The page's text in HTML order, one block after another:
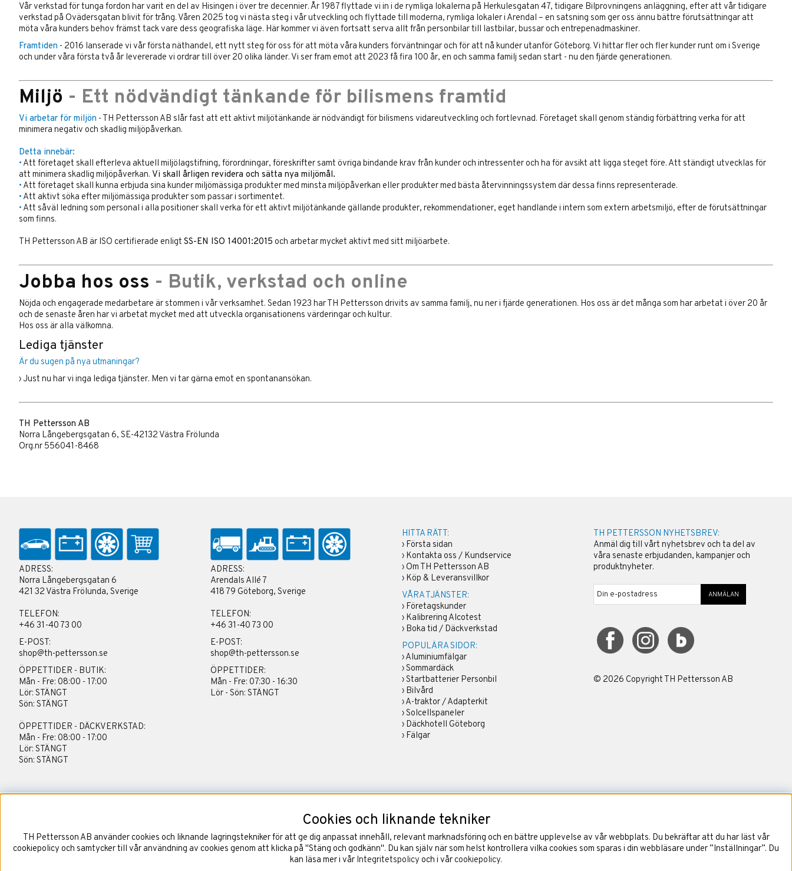
Vår verkstad för tunga fordon har varit en del av Hisingen i över tre decennier. År 1987 flyttade vi in i de rymliga lokalerna på Herkulesgatan 47, tidigare Bilprovningens anläggning, efter att vår tidigare
verkstad på Ovädersgatan blivit för trång. Våren 2025 tog vi nästa steg i vår utveckling och flyttade till moderna, rymliga lokaler i Arendal – en satsning som ger oss ännu bättre förutsättningar att
möta våra kunders behov främst tack vare dess geografiska läge. Här kommer vi även fortsatt serva allt från personbilar till lastbilar, bussar och entrepenadmaskiner.
Framtiden - 2016 lanserade vi vår första näthandel, ett nytt steg för oss för att möta våra kunders förväntningar och för att nå kunder utanför Göteborg. Vi hittar fler och fler kunder runt om i Sverige
och under våra första två år levererade vi ordrar till över 20 olika länder. Vi ser fram emot att 2023 få fira 100 år, en och samma familj sedan start - nu den fjärde generationen.
Miljö - Ett nödvändigt tänkande för bilismens framtid
Vi arbetar för miljön - TH Pettersson AB slår fast att ett aktivt miljötänkande är nödvändigt för bilismens vidareutveckling och fortlevnad. Företaget skall genom ständig förbättring verka för att
minimera negativ och skadlig miljöpåverkan.
Detta innebär:
• Att företaget skall efterleva aktuell miljölagstifning, förordningar, föreskrifter samt övriga bindande krav från kunder och intressenter och ha för avsikt att ligga steget före. Att ständigt utvecklas för
att minimera skadlig miljöpåverkan. Vi skall årligen revidera och sätta nya miljömål.
• Att företaget skall kunna erbjuda sina kunder miljömässiga produkter med minsta miljöpåverkan eller produkter med bästa återvinningssystem där dessa finns representerade.
• Att aktivt söka efter miljömässiga produkter som passar i sortimentet.
• Att såväl ledning som personal i alla positioner skall verka för ett aktivt miljötänkande gällande produkter, rekommendationer, eget handlande i intern som extern arbetsmiljö, efter de förutsättningar
som finns.
TH Pettersson AB är ISO certifierade enligt SS-EN ISO 14001:2015 och arbetar mycket aktivt med sitt miljöarbete.
Jobba hos oss - Butik, verkstad och online
Nöjda och engagerade medarbetare är stommen i vår verksamhet. Sedan 1923 har TH Pettersson drivits av samma familj, nu ner i fjärde generationen. Hos oss är det många som har arbetat i över 20 år
och de senaste åren har vi arbetat mycket med att utveckla organisationens värderingar och kultur.
Hos oss är alla välkomna.
Lediga tjänster
Är du sugen på nya utmaningar?
› Just nu har vi inga lediga tjänster. Men vi tar gärna emot en spontanansökan.
TH Pettersson AB
Norra Långebergsgatan 6, SE-42132 Västra Frölunda
Org.nr 556041-8468
ADRESS:
Norra Långebergsgatan 6
421 32 Västra Frölunda, Sverige
TELEFON:
+46 31-40 73 00
E-POST:
shop@th-pettersson.se
ÖPPETTIDER - BUTIK:
Mån - Fre: 08:00 - 17:00
Lör: STÄNGT
Sön: STÄNGT
ÖPPETTIDER - DÄCKVERKSTAD:
Mån - Fre: 08:00 - 17:00
Lör: STÄNGT
Sön: STÄNGT
ADRESS:
Arendals Allé 7
418 79 Göteborg, Sverige
TELEFON:
+46 31-40 73 00
E-POST:
shop@th-pettersson.se
ÖPPETTIDER:
Mån - Fre: 07:30 - 16:30
Lör - Sön: STÄNGT
HITTA RÄTT:
› Första sidan
› Kontakta oss / Kundservice
› Om TH Pettersson AB
› Köp & Leveransvillkor
VÅRA TJÄNSTER:
› Företagskunder
› Kalibrering Alcotest
› Boka tid / Däckverkstad
POPULÄRA SIDOR:
›Aluminiumfälgar
›Sommardäck
›Startbatterier Personbil
› Bilvård
›A-traktor / Adapterkit
›Solcellspaneler
› Däckhotell Göteborg
› Fälgar
TH PETTERSSON NYHETSBREV:
Anmäl dig till vårt nyhetsbrev och ta del av
våra senaste erbjudanden, kampanjer och
produktnyheter.
ANMÄLAN
© 2026 Copyright TH Pettersson AB
Cookies och liknande tekniker
TH Pettersson AB använder cookies och liknande lagringstekniker för att ge dig anpassat innehåll, relevant marknadsföring och en bättre upplevelse av vår webbplats. Du bekräftar att du har läst vår
cookiepolicy och samtycker till vår användning av cookies genom att klicka på "Stäng och godkänn". Du kan själv när som helst kontrollera vilka cookies som sparas i din webbläsare under ”Inställningar”. Du
kan läsa mer i vår Integritetspolicy och i vår cookiepolicy.